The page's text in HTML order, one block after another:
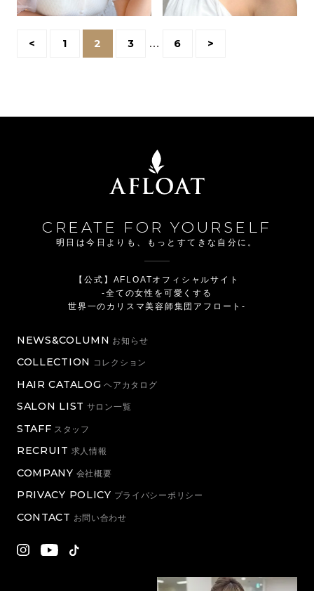
< 1 2 3 … 6 >
CREATE FOR YOURSELF
明日は今日よりも、もっとすてきな自分に。
【公式】AFLOATオフィシャルサイト
-全ての女性を可愛くする
世界一のカリスマ美容師集団アフロート-
NEWS&COLUMN お知らせ
COLLECTION コレクション
HAIR CATALOG ヘアカタログ
SALON LIST サロン一覧
STAFF スタッフ
RECRUIT 求人情報
COMPANY 会社概要
PRIVACY POLICY プライバシーポリシー
CONTACT お問い合わせ